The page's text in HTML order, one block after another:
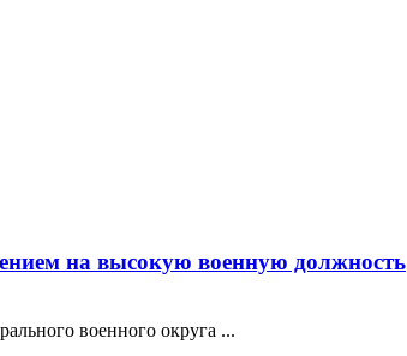
на высокую военную должность
военного округа ...